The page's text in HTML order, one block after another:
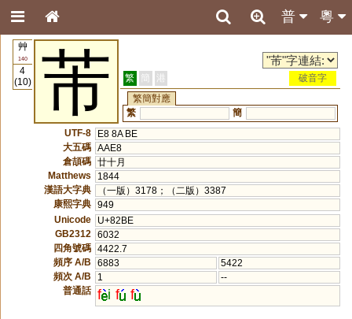
粵
普
艸
140
4
(10)
芾 繁 簡 港
破音字
繁簡對應
繁
簡
UTF-8
E8 8A BE
大五碼 AAE8
倉頡碼 廿十月
Matthews
1844
漢語大字典
（一版）3178；（二版）3387
康熙字典 949
Unicode
U+82BE
GB2312
6032
四角號碼 4422.7
頻序 A/B
6883
5422
頻次 A/B
1
--
普通話 f i f f